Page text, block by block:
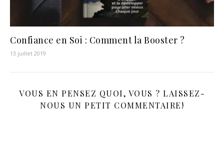
Confiance en Soi : Comment la Booster ?
13 juillet 2019
VOUS EN PENSEZ QUOI, VOUS ? LAISSEZ-
NOUS UN PETIT COMMENTAIRE!